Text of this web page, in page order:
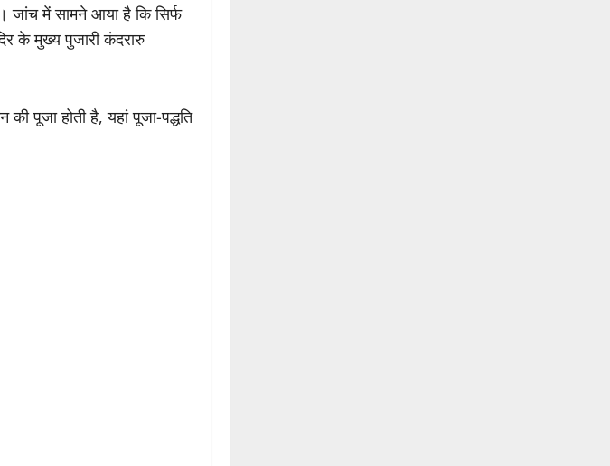
जांच में सामने आया है कि सिर्फ
के मुख्य पुजारी कंदरारु
पूजा होती है, यहां पूजा-पद्धति